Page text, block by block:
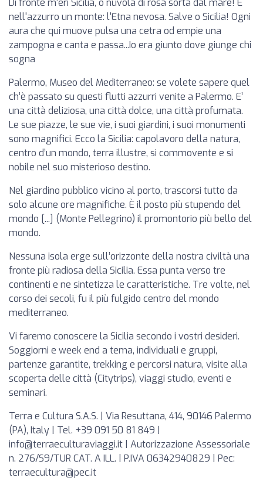
Di fronte m'eri Sicilia, o nuvola di rosa sorta dal mare! E
nell'azzurro un monte: l'Etna nevosa. Salve o Sicilia! Ogni
aura che qui muove pulsa una cetra od empie una
zampogna e canta e passa...Io era giunto dove giunge chi
sogna
Palermo, Museo del Mediterraneo: se volete sapere quel
ch’è passato su questi flutti azzurri venite a Palermo. E’
una città deliziosa, una città dolce, una città profumata.
Le sue piazze, le sue vie, i suoi giardini, i suoi monumenti
sono magnifici. Ecco la Sicilia: capolavoro della natura,
centro d’un mondo, terra illustre, si commovente e si
nobile nel suo misterioso destino.
Nel giardino pubblico vicino al porto, trascorsi tutto da
solo alcune ore magnifiche. È il posto più stupendo del
mondo [...] (Monte Pellegrino) il promontorio più bello del
mondo.
Nessuna isola erge sull’orizzonte della nostra civiltà una
fronte più radiosa della Sicilia. Essa punta verso tre
continenti e ne sintetizza le caratteristiche. Tre volte, nel
corso dei secoli, fu il più fulgido centro del mondo
mediterraneo.
Vi faremo conoscere la Sicilia secondo i vostri desideri.
Soggiorni e week end a tema, individuali e gruppi,
partenze garantite, trekking e percorsi natura, visite alla
scoperta delle città (Citytrips), viaggi studio, eventi e
seminari.
Terra e Cultura S.A.S. | Via Resuttana, 414, 90146 Palermo
(PA), Italy | Tel. +39 091 50 81 849 |
info@terraeculturaviaggi.it | Autorizzazione Assessoriale
n. 276/S9/TUR CAT. A ILL. | P.IVA 06342940829 | Pec:
terraecultura@pec.it